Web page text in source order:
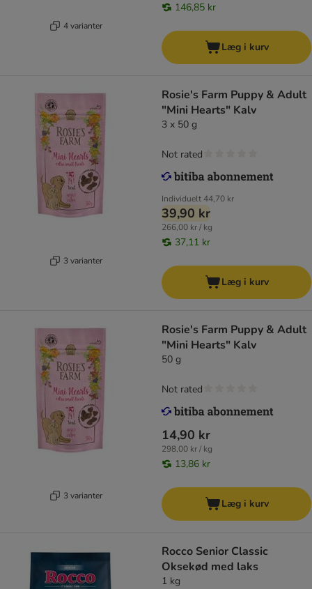
4 varianter
146,85 kr
Læg i kurv
3 varianter
Rosie's Farm Puppy & Adult
"Mini Hearts" Kalv
3 x 50 g
Individuelt44,70 kr
39,90 kr
266,00 kr / kg
37,11 kr
Not rated
Læg i kurv
3 varianter
Rosie's Farm Puppy & Adult
"Mini Hearts" Kalv
50 g
14,90 kr
298,00 kr / kg
13,86 kr
Not rated
Læg i kurv
Rocco Senior Classic
Oksekød med laks
1 kg